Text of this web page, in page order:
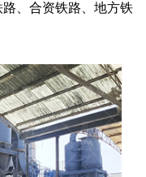
、合资铁路、地方铁